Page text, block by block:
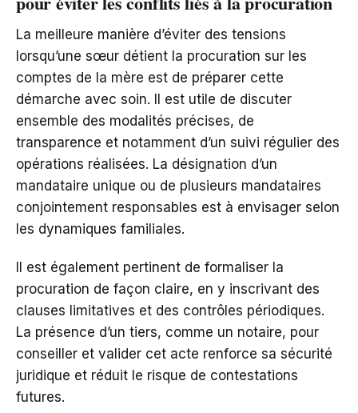
La meilleure manière d’éviter des tensions
lorsqu’une sœur détient la procuration sur les
comptes de la mère est de préparer cette
démarche avec soin. Il est utile de discuter
ensemble des modalités précises, de
transparence et notamment d’un suivi régulier des
opérations réalisées. La désignation d’un
mandataire unique ou de plusieurs mandataires
conjointement responsables est à envisager selon
les dynamiques familiales.
Il est également pertinent de formaliser la
procuration de façon claire, en y inscrivant des
clauses limitatives et des contrôles périodiques.
La présence d’un tiers, comme un notaire, pour
conseiller et valider cet acte renforce sa sécurité
juridique et réduit le risque de contestations
futures.